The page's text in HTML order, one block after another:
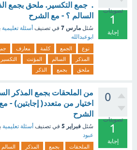
تصويتات
1
إجابة
. جمع التكسير. ملحق بجمع
السالم ؟ - مع الشرح
سُئل مارس 7 في تصنيف أسئلة تعليمية
ابوعبدالله
نوع الجمع كلمة معارف
المذكر
السالم المؤنث
التكسير
ملحق
بجمع الذكر
0
تصويتات
1
إجابة
من الملحقات بجمع المذكر
اختيار من متعدد( إجابتين) - مع
الشرح
سُئل فبراير 5 في تصنيف أسئلة تعليمية
عبود
الملحقات بجمع المذكر
السالم